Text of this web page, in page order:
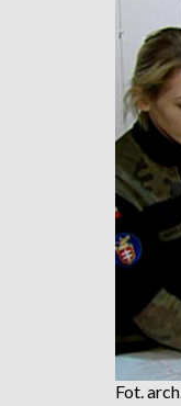
Fot. arch.